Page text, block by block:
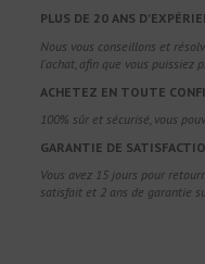
PLUS DE 20 ANS
Nous vous conseillons et
l'achat, afin que vous puissiez
ACHETEZ EN TOUTE
100% sûr et sécurisé, vous
GARANTIE DE
Vous avez 15 jours pour
satisfait et 2 ans de garantie